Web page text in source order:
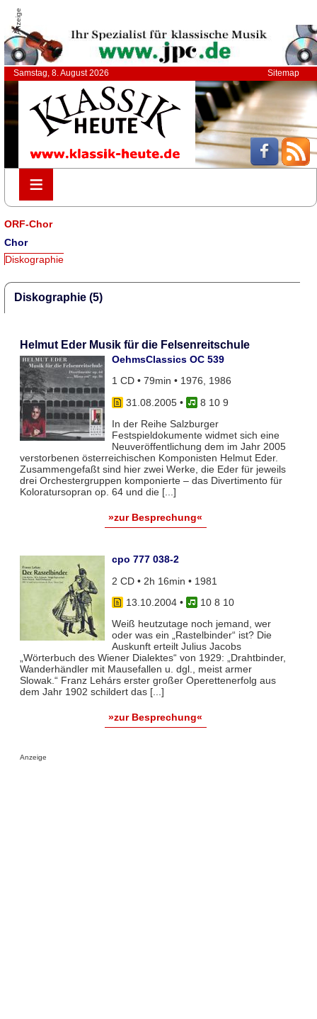
Anzeige
Samstag, 8. August 2026 Sitemap
≡
≡
ORF-Chor
Chor
Diskographie
Diskographie (5)
Helmut Eder Musik für die Felsenreitschule
OehmsClassics OC 539
1 CD • 79min • 1976, 1986
31.08.2005•
8 10 9
In der Reihe Salzburger
Festspieldokumente widmet sich eine
Neuveröffentlichung dem im Jahr 2005
verstorbenen österreichischen Komponisten Helmut Eder.
Zusammengefaßt sind hier zwei Werke, die Eder für jeweils
drei Orchestergruppen komponierte – das Divertimento für
Koloratursopran op. 64 und die [...]
»zur Besprechung«
cpo 777 038-2
2 CD • 2h 16min • 1981
13.10.2004•
10 8 10
Weiß heutzutage noch jemand, wer
oder was ein „Rastelbinder“ ist? Die
Auskunft erteilt Julius Jacobs
„Wörterbuch des Wiener Dialektes“ von 1929: „Drahtbinder,
Wanderhändler mit Mausefallen u. dgl., meist armer
Slowak.“ Franz Lehárs erster großer Operettenerfolg aus
dem Jahr 1902 schildert das [...]
»zur Besprechung«
Anzeige